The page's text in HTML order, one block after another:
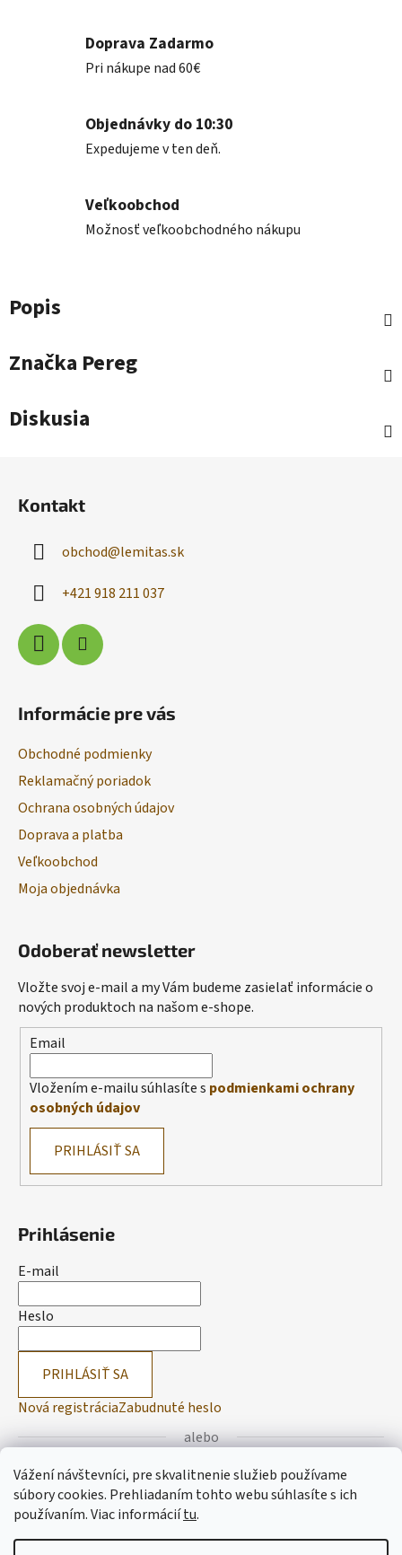
Vážení návštevníci, pre skvalitnenie služieb používame
súbory cookies. Prehliadaním tohto webu súhlasíte s ich
používaním.Viac informáciítu.
Doprava Zadarmo
Pri nákupe nad 60€
Objednávky do 10:30
Expedujeme v ten deň.
Veľkoobchod
Možnosť veľkoobchodného nákupu
Popis
Značka Pereg
Diskusia
Kontakt
obchod@lemitas.sk
+421 918 211 037
Informácie pre vás
Obchodné podmienky
Reklamačný poriadok
Ochrana osobných údajov
Doprava a platba
Veľkoobchod
Moja objednávka
Odoberať newsletter
Vložte svoj e-mail a my Vám budeme zasielať informácie o
nových produktoch na našom e-shope.
Email
Vložením e-mailu súhlasíte s podmienkami ochrany
osobných údajov
PRIHLÁSIŤ SA
Prihlásenie
E-mail
Heslo
PRIHLÁSIŤ SA
Nová registráciaZabudnuté heslo
alebo
Prihlásiť sa cez Facebook
Prihlásiť sa cez Google